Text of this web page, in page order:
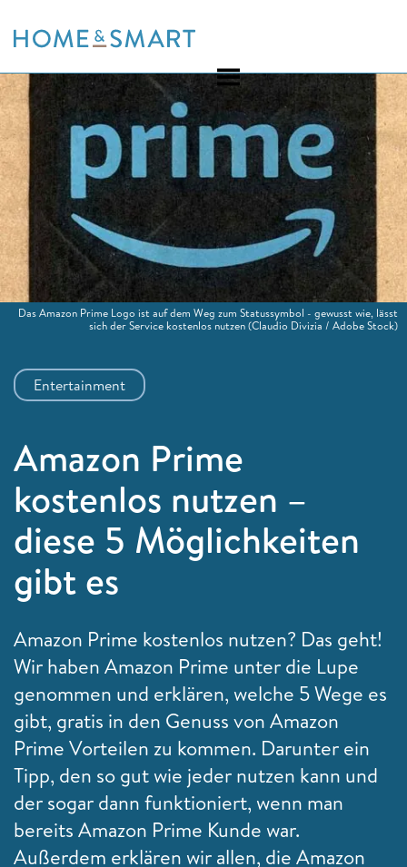
to
Entertainment
Amazon Prime
kostenlos nutzen –
diese 5 Möglichkeiten
gibt es
Amazon Prime kostenlos nutzen? Das geht!
Wir haben Amazon Prime unter die Lupe
genommen und erklären, welche 5 Wege es
gibt, gratis in den Genuss von Amazon
Prime Vorteilen zu kommen. Darunter ein
Tipp, den so gut wie jeder nutzen kann und
der sogar dann funktioniert, wenn man
bereits Amazon Prime Kunde war.
Außerdem erklären wir allen, die Amazon
Das Amazon Prime Logo ist auf dem Weg zum Statussymbol - gewusst wie, lässt
sich der Service kostenlos nutzen(Claudio Divizia / Adobe Stock)